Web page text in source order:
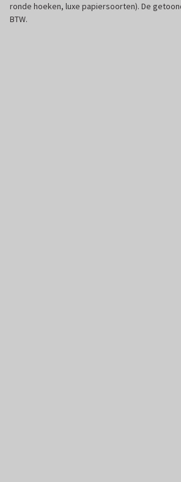
ronde hoeken, luxe papiersoorten). De
BTW.